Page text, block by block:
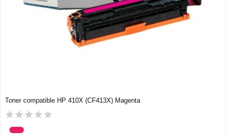
Toner compatible HP 410X (CF413X) Magenta